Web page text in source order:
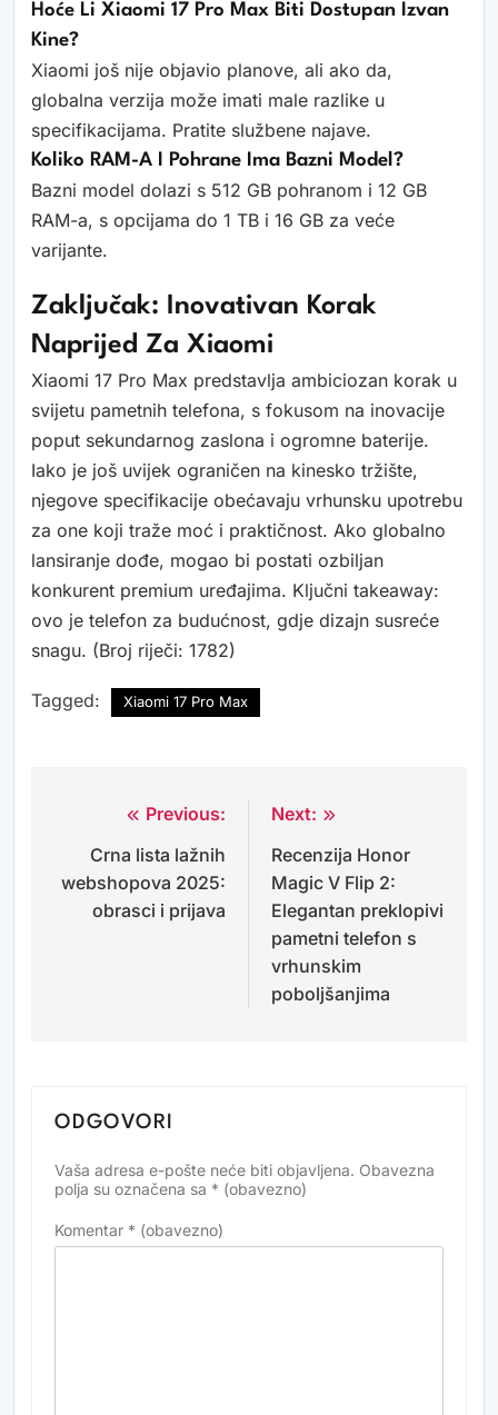
Hoće Li Xiaomi 17 Pro Max Biti Dostupan Izvan
Kine?
Xiaomi još nije objavio planove, ali ako da,
globalna verzija može imati male razlike u
specifikacijama. Pratite službene najave.
Koliko RAM-A I Pohrane Ima Bazni Model?
Bazni model dolazi s 512 GB pohranom i 12 GB
RAM-a, s opcijama do 1 TB i 16 GB za veće
varijante.
Zaključak: Inovativan Korak
Naprijed Za Xiaomi
Xiaomi 17 Pro Max predstavlja ambiciozan korak u
svijetu pametnih telefona, s fokusom na inovacije
poput sekundarnog zaslona i ogromne baterije.
Iako je još uvijek ograničen na kinesko tržište,
njegove specifikacije obećavaju vrhunsku upotrebu
za one koji traže moć i praktičnost. Ako globalno
lansiranje dođe, mogao bi postati ozbiljan
konkurent premium uređajima. Ključni takeaway:
ovo je telefon za budućnost, gdje dizajn susreće
snagu. (Broj riječi: 1782)
Tagged: Xiaomi 17 Pro Max
Navigacija
objava
Previous:
Crna lista lažnih
webshopova 2025:
obrasci i prijava
Next:
Recenzija Honor
Magic V Flip 2:
Elegantan preklopivi
pametni telefon s
vrhunskim
poboljšanjima
ODGOVORI
Vaša adresa e-pošte neće biti objavljena. Obavezna
polja su označena sa * (obavezno)
Komentar * (obavezno)
Alternative: